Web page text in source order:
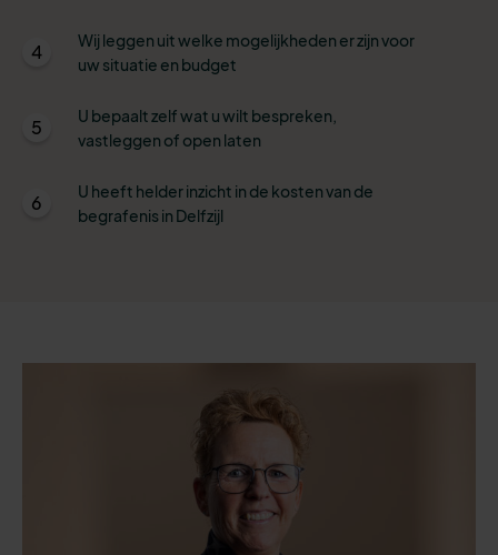
4
Wij leggen uit welke mogelijkheden er zijn voor
uw situatie en budget
5
U bepaalt zelf wat u wilt bespreken,
vastleggen of open laten
6
U heeft helder inzicht in de kosten van de
begrafenis in Delfzijl